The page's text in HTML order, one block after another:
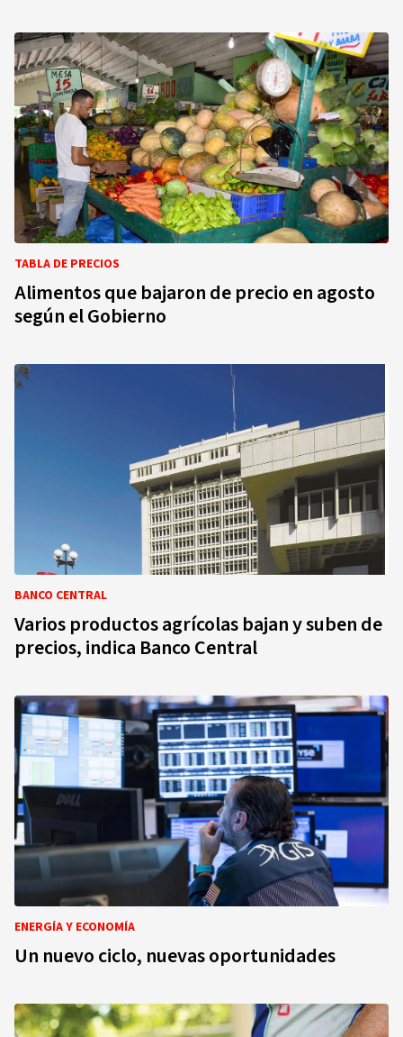
TABLA DE PRECIOS
Alimentos que bajaron de precio en agosto
según el Gobierno
BANCO CENTRAL
Varios productos agrícolas bajan y suben de
precios, indica Banco Central
ENERGÍA Y ECONOMÍA
Un nuevo ciclo, nuevas oportunidades